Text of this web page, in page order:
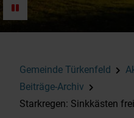
Gemeinde Türkenfeld
Beiträge-Archiv
Starkregen: Sinkkästen